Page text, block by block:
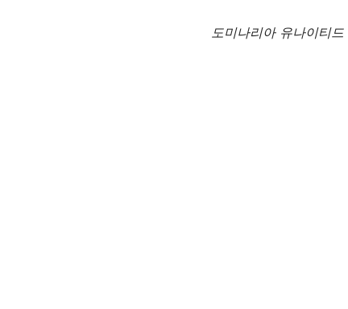
도미나리아 유나이티드